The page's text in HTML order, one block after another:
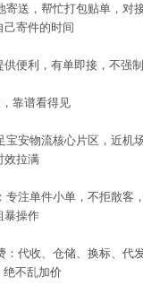
寄送，帮忙打包贴单，对
己寄件的时间
便利，有单即接，不强
靠谱看得见
宝安物流核心片区，近机
效拉满
专注单件小单，不拒散客
暴操作
：代收、仓储、换标、代
绝不乱加价